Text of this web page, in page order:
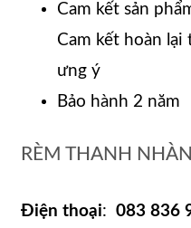
Cam kết sản
Cam kết hoàn
ưng ý
Bảo hành 2 năm
RÈM THANH NHÀN
Điện thoại: 083 836